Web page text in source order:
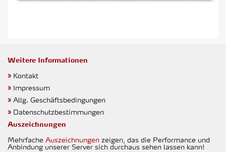
Weitere Informationen
» Kontakt
» Impressum
» Allg. Geschäftsbedingungen
» Datenschutzbestimmungen
Auszeichnungen
Mehrfache Auszeichnungen zeigen, das die Performance und
Anbindung unserer Server sich durchaus sehen lassen kann!